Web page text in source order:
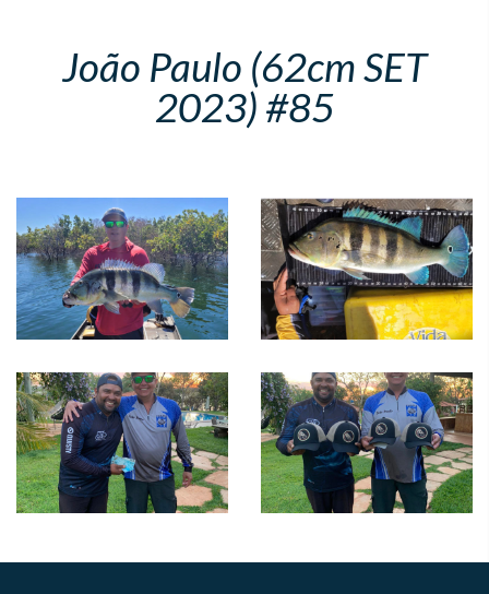
João Paulo (62cm SET
2023) #85